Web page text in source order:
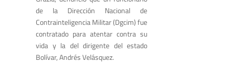
de la Dirección Nacional de
Contrainteligencia Militar (Dgcim) fue
contratado para atentar contra su
vida y la del dirigente del estado
Bolívar, Andrés Velásquez.